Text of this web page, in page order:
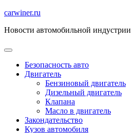
Перейти
содержимому
carwiner.ru
Новости автомобильной индустрии
Безопасность авто
Двигатель
Бензиновый двигатель
Дизельный двигатель
Клапана
Масло в двигатель
Закондательство
Кузов автомобиля